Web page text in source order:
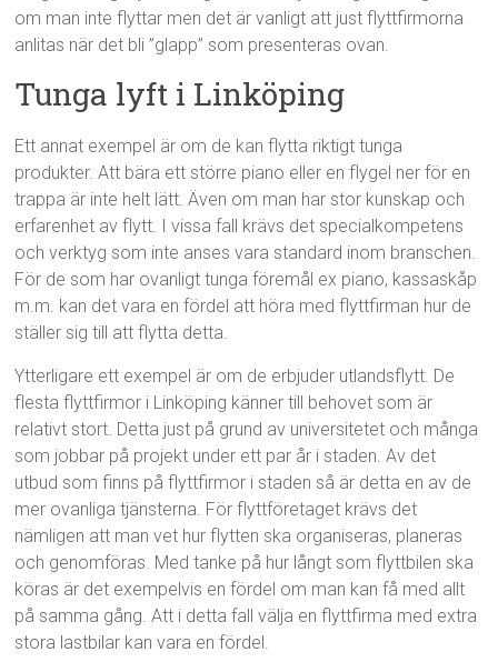
om man inte flyttar men det är vanligt att just flyttfirmorna
anlitas när det bli ”glapp” som presenteras ovan.
Tunga lyft i Linköping
Ett annat exempel är om de kan flytta riktigt tunga
produkter. Att bära ett större piano eller en flygel ner för en
trappa är inte helt lätt. Även om man har stor kunskap och
erfarenhet av flytt. I vissa fall krävs det specialkompetens
och verktyg som inte anses vara standard inom branschen.
För de som har ovanligt tunga föremål ex piano, kassaskåp
m.m. kan det vara en fördel att höra med flyttfirman hur de
ställer sig till att flytta detta.
Ytterligare ett exempel är om de erbjuder utlandsflytt. De
flesta flyttfirmor i Linköping känner till behovet som är
relativt stort. Detta just på grund av universitetet och många
som jobbar på projekt under ett par år i staden. Av det
utbud som finns på flyttfirmor i staden så är detta en av de
mer ovanliga tjänsterna. För flyttföretaget krävs det
nämligen att man vet hur flytten ska organiseras, planeras
och genomföras. Med tanke på hur långt som flyttbilen ska
köras är det exempelvis en fördel om man kan få med allt
på samma gång. Att i detta fall välja en flyttfirma med extra
stora lastbilar kan vara en fördel.